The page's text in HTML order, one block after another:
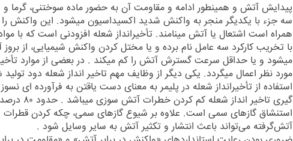
پیدایش آتش و همینطور ادامه و مقاومت آن به حضور ماده سوختنی، گرما
سه جزء با یکدیگر منجر به واکنش شدید اکسیداسیون میشود. این واکنش را
همراه است اشتعال یا آتش مینامند. تأخیرانداز شعله افزودنی است که با
با تخریب کارکرد سه عامل نام برده و یا مختل کردن واکنش شیمیایی، از
میشود و یا حداقل سرعت گسترش آتش را کم میکند . در بعضی از موارد
مورد نظر اعمال میگردد. یکی دیگر از وظایف مهم تاخیر انداز شعله دود
استفاده از تأخیرانداز شعله در پلیمر به معنای دست یاقتن به فرآورده ای
گیری
استنشاق گازهای سمی است. علاوه بر شیوع گازهای سمی، چکه کردن
آتش‌گرفته می‌تواند باعث انتشار و تکثیر آتش به سایر وسایل شود .